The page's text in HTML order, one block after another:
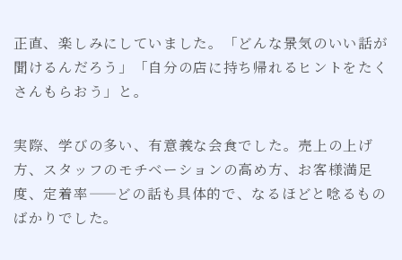
正直、楽しみにしていました。「どんな景気のいい話が
聞けるんだろう」「自分の店に持ち帰れるヒントをたく
さんもらおう」と。
実際、学びの多い、有意義な会食でした。売上の上げ
方、スタッフのモチベーションの高め方、お客様満足
度、定着率——どの話も具体的で、なるほどと唸るもの
ばかりでした。